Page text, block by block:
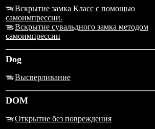
Вскрытие замка Класс с помощью
самоимпрессии.
Вскрытие сувальдного замка методом
самоимпрессии
Dog
Высверливание
DOM
Открытие без повреждения